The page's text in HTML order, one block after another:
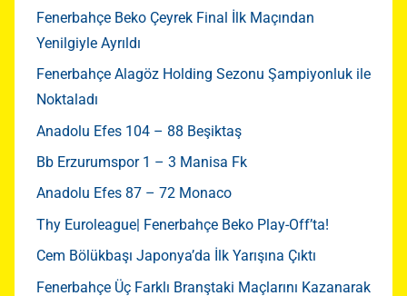
Fenerbahçe Beko Çeyrek Final İlk Maçından
Yenilgiyle Ayrıldı
Fenerbahçe Alagöz Holding Sezonu Şampiyonluk ile
Noktaladı
Anadolu Efes 104 – 88 Beşiktaş
Bb Erzurumspor 1 – 3 Manisa Fk
Anadolu Efes 87 – 72 Monaco
Thy Euroleague| Fenerbahçe Beko Play-Off’ta!
Cem Bölükbaşı Japonya’da İlk Yarışına Çıktı
Fenerbahçe Üç Farklı Branştaki Maçlarını Kazanarak